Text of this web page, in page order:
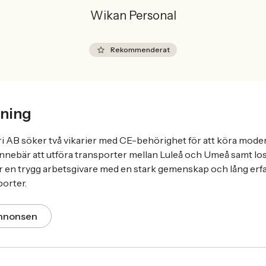
Wikan Personal
Rekommenderat
AB söker två vikarier med CE-behörighet för att köra
att utföra transporter mellan Luleå och Umeå samt
en trygg arbetsgivare med en stark gemenskap och lång